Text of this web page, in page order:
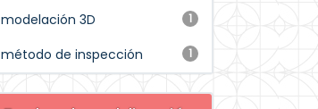
1
modelación 3D
1
método de inspección